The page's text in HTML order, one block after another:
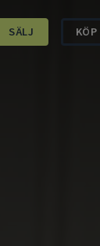
SÄLJ KÖP